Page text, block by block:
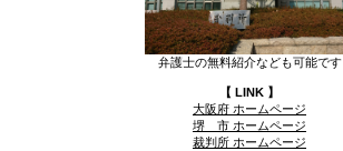
弁護士の無料紹介なども可能です
【 LINK 】
大阪府 ホームページ
堺 市 ホームページ
裁判所 ホームページ